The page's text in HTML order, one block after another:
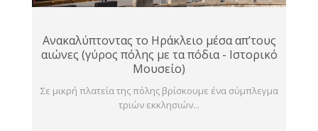
Ανακαλύπτοντας το Ηράκλειο μέσα απ’τους
αιώνες (γύρος πόλης με τα πόδια - Ιστορικό
Μουσείο)
Σε μικρή πλατεία της πόλης βρίσκουμε ένα σύμπλεγμα
τριών εκκλησιών...